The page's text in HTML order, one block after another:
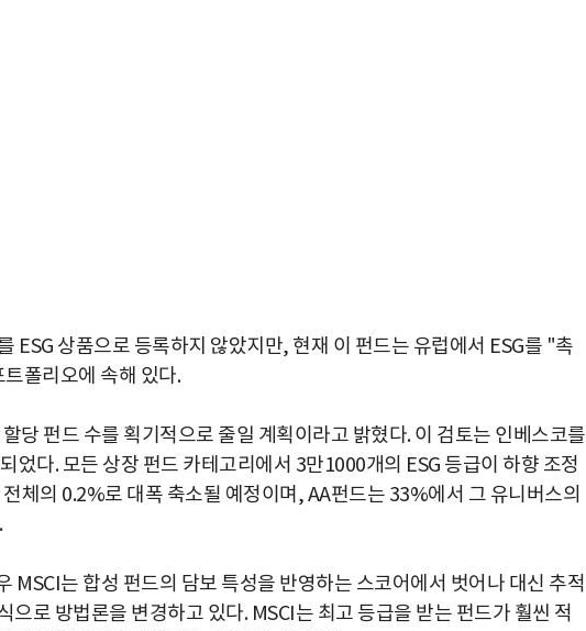
ESG 상품으로 등록하지 않았지만, 현재 이 펀드는 유럽에서 ESG를 "촉
폴리오에 속해 있다.
당 펀드 수를 획기적으로 줄일 계획이라고 밝혔다. 이 검토는 인베스코를
었다. 모든 상장 펀드 카테고리에서 3만1000개의 ESG 등급이 하향 조정
체의 0.2%로 대폭 축소될 예정이며, AA펀드는 33%에서 그 유니버스의
MSCI는 합성 펀드의 담보 특성을 반영하는 스코어에서 벗어나 대신 추적
으로 방법론을 변경하고 있다. MSCI는 최고 등급을 받는 펀드가 훨씬 적